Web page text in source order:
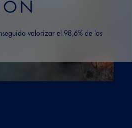
valorizar el 98,6% de los